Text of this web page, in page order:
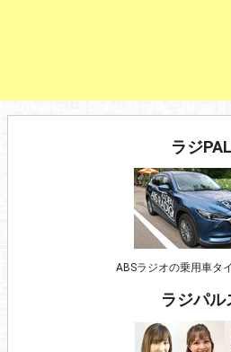
ラジPAL
ABSラジオの乗用車タ
ラジパル